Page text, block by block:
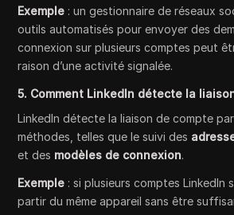
Exemple : un gestionnaire de réseaux
outils automatisés pour envoyer des
connexion sur plusieurs comptes peut
raison d’une activité signalée.
5. Comment LinkedIn détecte la
LinkedIn détecte la liaison de compte
méthodes, telles que le suivi des
et des modèles de connexion.
Exemple : si plusieurs comptes LinkedIn
partir du même appareil sans être